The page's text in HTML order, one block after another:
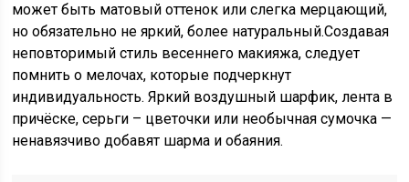
может быть матовый оттенок или слегка мерцающий,
но обязательно не яркий, более натуральный.Создавая
неповторимый стиль весеннего макияжа, следует
помнить о мелочах, которые подчеркнут
индивидуальность. Яркий воздушный шарфик, лента в
причёске, серьги – цветочки или необычная сумочка —
ненавязчиво добавят шарма и обаяния.